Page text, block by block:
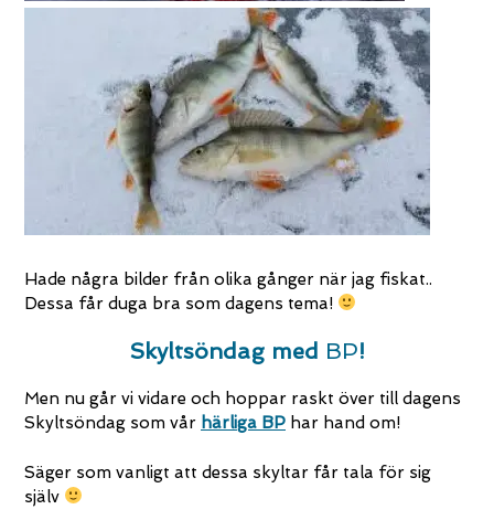
Hade några bilder från olika gånger när jag fiskat..
Dessa får duga bra som dagens tema!
Skyltsöndag med BP!
Men nu går vi vidare och hoppar raskt över till dagens
Skyltsöndag som vår härliga BP har hand om!
Säger som vanligt att dessa skyltar får tala för sig
själv